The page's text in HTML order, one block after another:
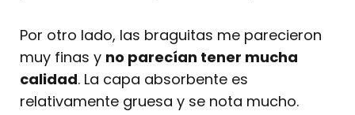
Por otro lado, las braguitas me parecieron
muy finas y no parecían tener mucha
calidad. La capa absorbente es
relativamente gruesa y se nota mucho.